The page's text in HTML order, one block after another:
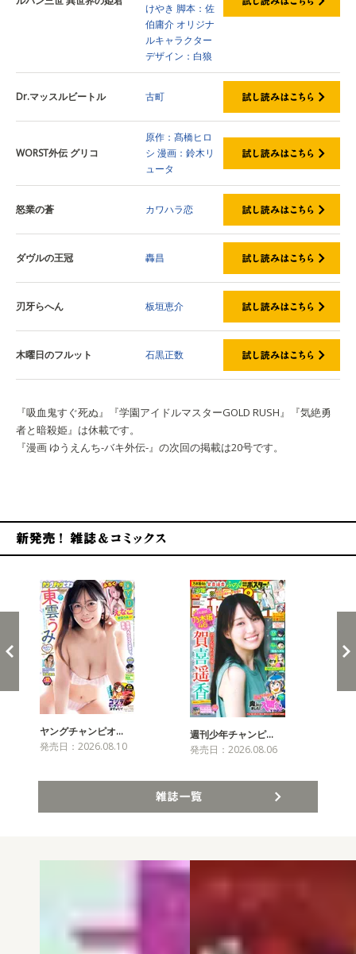
けやき 脚本：佐
伯庸介 オリジナ
ルキャラクター
デザイン：白狼
Dr.マッスルビートル 古町
WORST外伝 グリコ
原作：髙橋ヒロ
シ 漫画：鈴木リ
ュータ
怒業の蒼 カワハラ恋
ダヴルの王冠 轟昌
刃牙らへん 板垣恵介
木曜日のフルット 石黒正数
『吸血鬼すぐ死ぬ』『学園アイドルマスターGOLD RUSH』『気絶勇
者と暗殺姫』は休載です。
『漫画 ゆうえんち-バキ外伝-』の次回の掲載は20号です。
ヤングチャンピオ…
発売日：2026.08.10
週刊少年チャンピ…
発売日：2026.08.06